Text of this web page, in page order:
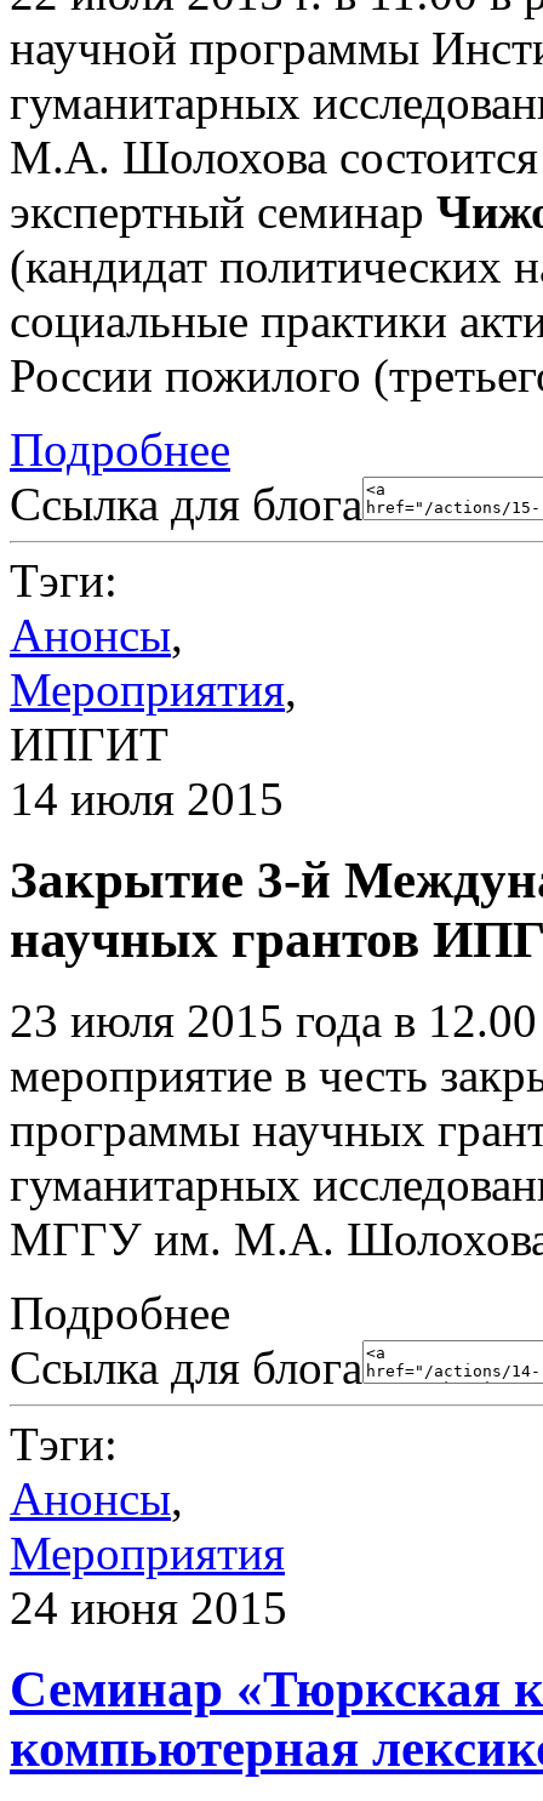
научной программы
гуманитарных
М.А. Шолохова
экспертный семинар
(кандидат политических
социальные практики
России пожилого
Подробнее
Ссылка для блога
Тэги:
Анонсы,
Мероприятия,
ИПГИТ
14 июля 2015
Закрытие 3-й
научных грантов
23 июля 2015 года в
мероприятие в честь
программы научных
гуманитарных
МГГУ им. М.А.
Подробнее
Ссылка для блога
Тэги:
Анонсы,
Мероприятия
24 июня 2015
Семинар «Тюркская
компьютерная